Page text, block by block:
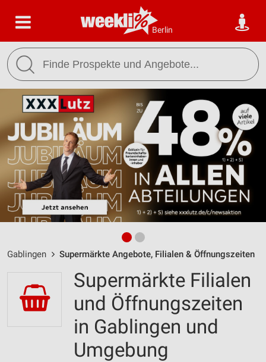
Berlin
Gablingen Supermärkte Angebote, Filialen & Öffnungszeiten
Supermärkte Filialen
und Öffnungszeiten
in Gablingen und
Umgebung